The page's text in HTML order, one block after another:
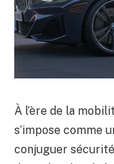
À l’ère de la
s’impose comme
conjuguer